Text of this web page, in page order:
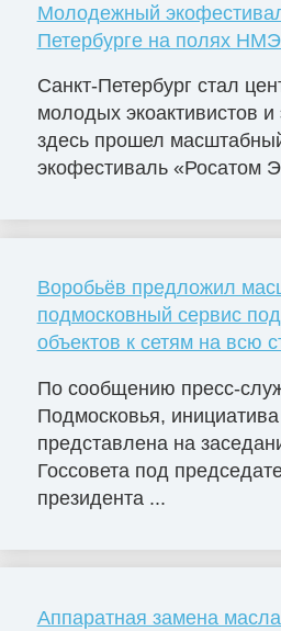
Молодежный
Петербурге на полях
Санкт-Петербург стал
молодых экоактивистов
здесь прошел
экофестиваль «Росатом
Воробьёв предложил
подмосковный сервис
объектов к сетям на всю
По сообщению пресс-
Подмосковья,
представлена на
Госсовета под
президента ...
Аппаратная замена